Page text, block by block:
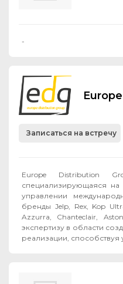
-
Записаться на встречу
Europe Distribution
специализирующаяся на
управлении
бренды Jelp, Rex, Kop
Azzurra, Chanteclair,
экспертизу в области
реализации,